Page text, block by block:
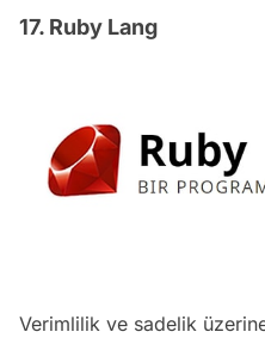
17. Ruby Lang
Verimlilik ve sadelik